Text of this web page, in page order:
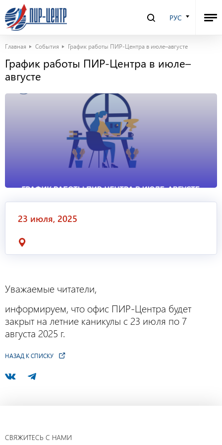
РУС
Главная События График работы ПИР-Центра в июле–августе
График работы ПИР-Центра в июле–
августе
23 июля, 2025
Уважаемые читатели,
информируем, что офис ПИР-Центра будет
закрыт на летние каникулы с 23 июля по 7
августа 2025 г.
НАЗАД К СПИСКУ
СВЯЖИТЕСЬ С НАМИ